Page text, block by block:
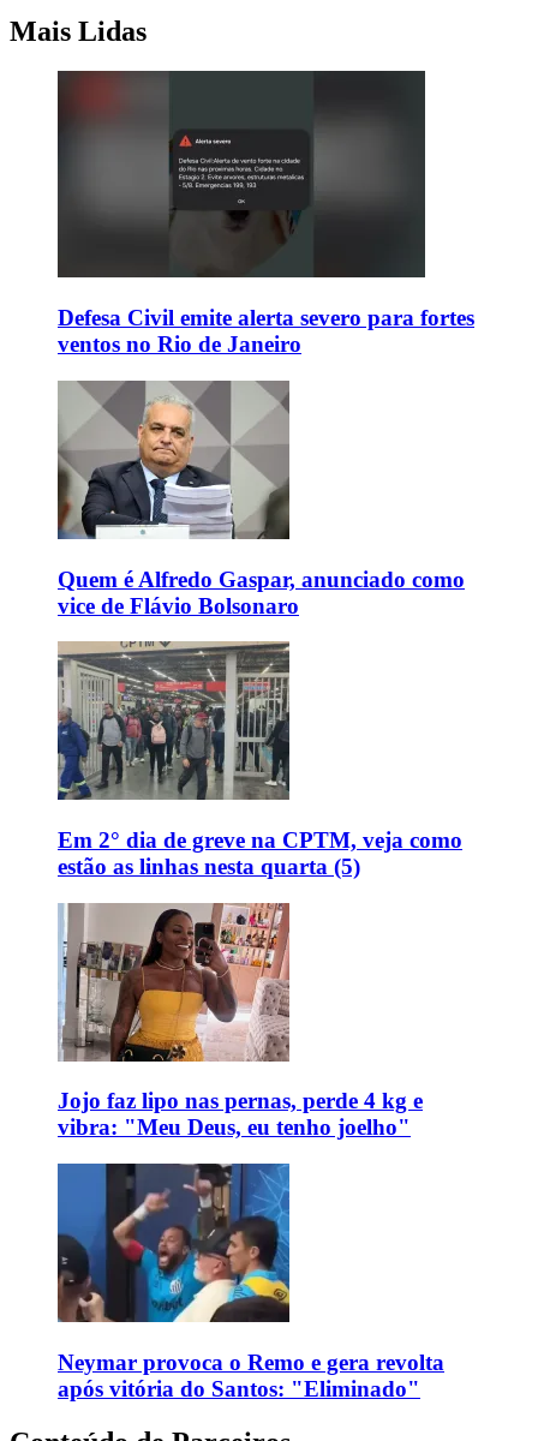
Mais Lidas
Defesa Civil emite alerta severo para fortes
ventos no Rio de Janeiro
Quem é Alfredo Gaspar, anunciado como
vice de Flávio Bolsonaro
Em 2° dia de greve na CPTM, veja como
estão as linhas nesta quarta (5)
Jojo faz lipo nas pernas, perde 4 kg e
vibra: "Meu Deus, eu tenho joelho"
Neymar provoca o Remo e gera revolta
após vitória do Santos: "Eliminado"